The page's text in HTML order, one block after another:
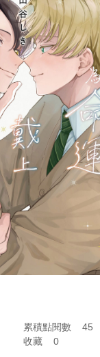
累積點閱數
45
收藏 0